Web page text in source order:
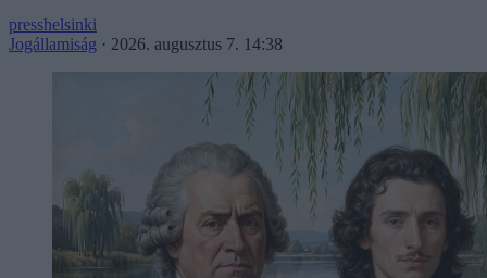
presshelsinki
Jogállamiság · 2026. augusztus 7. 14:38